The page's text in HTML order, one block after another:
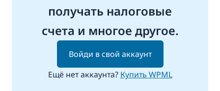
получать налоговые
счета и многое другое.
Войди в свой аккаунт
Ещё нет аккаунта? Купить WPML